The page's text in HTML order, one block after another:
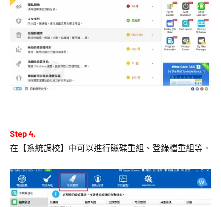
Step 4.
在【系統調校】中可以進行磁碟重組、登錄檔重組等。